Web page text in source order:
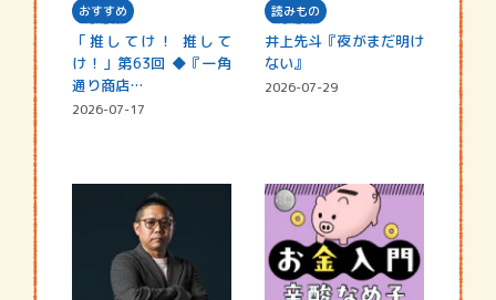
おすすめ
「推してけ！ 推して
け！」第63回 ◆『一角
通り商店…
2026-07-17
読みもの
井上先斗『夜がまだ明け
ない』
2026-07-29